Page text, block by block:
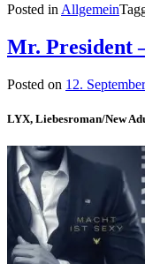
Posted in Allgemein
Mr. President
Posted on 12.
LYX, Liebesroman/New